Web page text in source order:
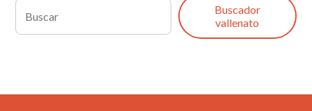
Buscador
vallenato